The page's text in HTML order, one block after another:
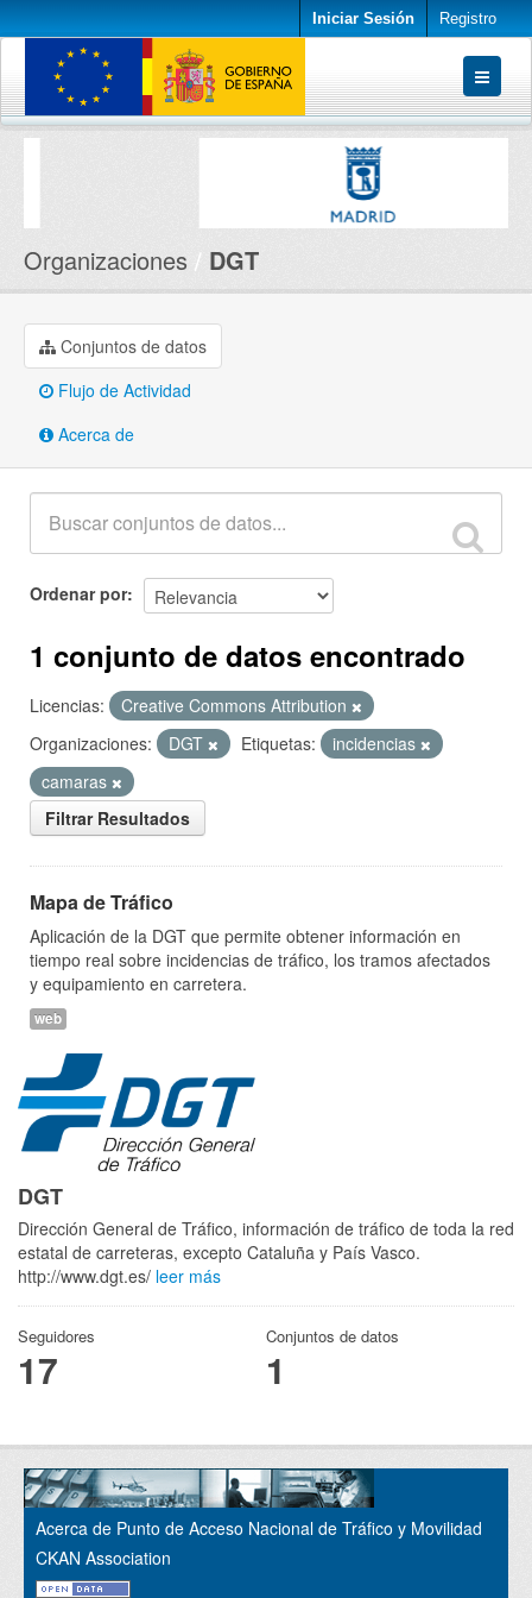
Iniciar Sesión Registro
Conjuntos de datos
Organizaciones DGT
Conjuntos de datos
Flujo de Actividad
Acerca de
Ordenar por
1 conjunto de datos encontrado
Licencias:
Creative Commons Attribution
Organizaciones:
DGT Etiquetas:
incidencias
camaras
Filtrar Resultados
Mapa de Tráfico
Aplicación de la DGT que permite obtener información en
tiempo real sobre incidencias de tráfico, los tramos afectados
y equipamiento en carretera.
web
DGT
Dirección General de Tráfico, información de tráfico de toda la red
estatal de carreteras, excepto Cataluña y País Vasco.
http://www.dgt.es/ leer más
Seguidores
17
Conjuntos de datos
1
Acerca de Punto de Acceso Nacional de Tráfico y Movilidad
CKAN Association